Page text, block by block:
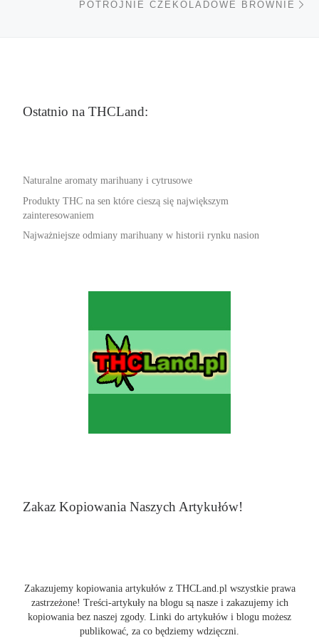
POTRÓJNIE CZEKOLADOWE BROWNIE
Ostatnio na THCLand:
Naturalne aromaty marihuany i cytrusowe
Produkty THC na sen które cieszą się największym
zainteresowaniem
Najważniejsze odmiany marihuany w historii rynku nasion
Zakaz Kopiowania Naszych Artykułów!
Zakazujemy kopiowania artykułów z THCLand.pl wszystkie prawa
zastrzeżone! Treści-artykuły na blogu są nasze i zakazujemy ich
kopiowania bez naszej zgody. Linki do artykułów i blogu możesz
publikować, za co będziemy wdzięczni.